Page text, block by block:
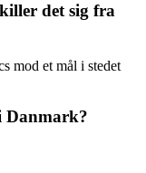
det sig fra
mod et mål i stedet
Danmark?